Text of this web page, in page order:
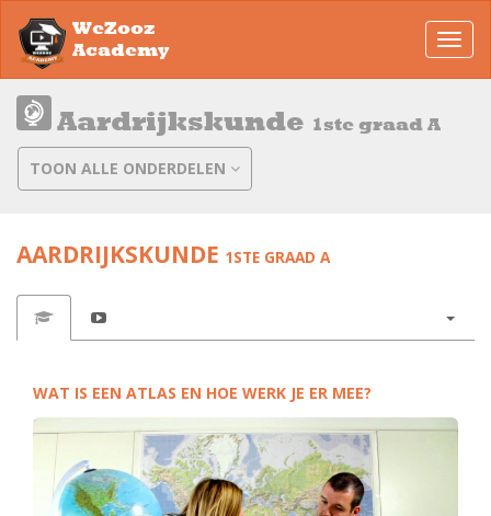
WeZooz
Academy
Aardrijkskunde 1ste graad A
TOON ALLE ONDERDELEN
AARDRIJKSKUNDE 1STE GRAAD A
WAT IS EEN ATLAS EN HOE WERK JE ER MEE?